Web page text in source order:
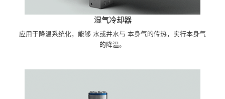
湿气冷却器
应用于降温系统化，能够 水或井水与 本身气的传热，实行本身气
的降温。